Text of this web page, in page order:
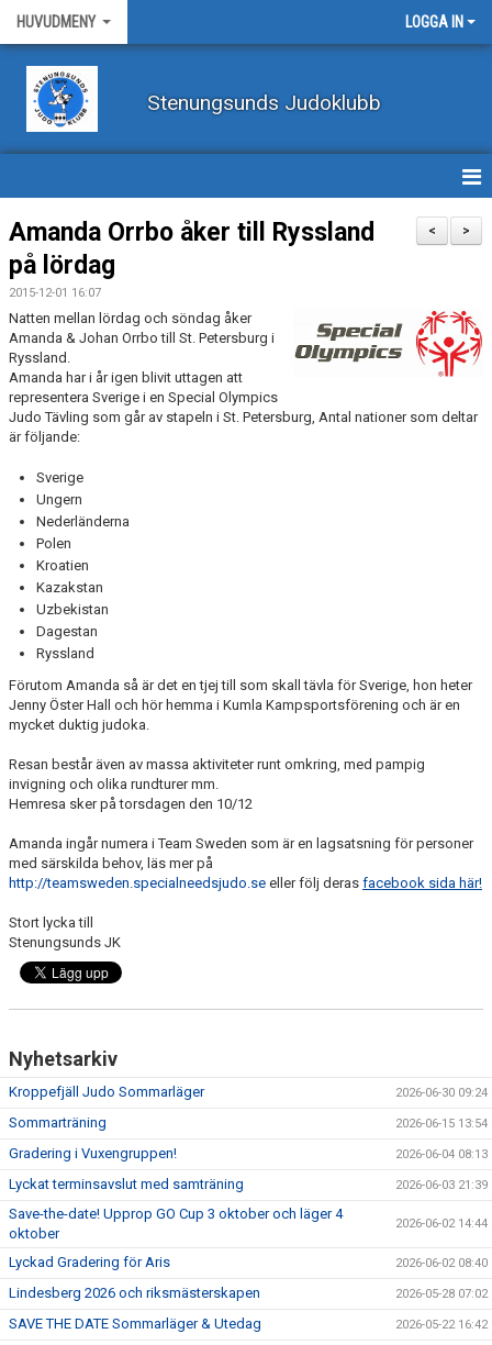
HUVUDMENY LOGGA IN
Stenungsunds Judoklubb
HEM
FÖRBUNDSNYHETER
BILDER
BÖRJA TRÄNA JUDO
BLI MEDLEM
>
<
Amanda Orrbo åker till Ryssland
på lördag
2015-12-01 16:07
Natten mellan lördag och söndag åker
Amanda & Johan Orrbo till St. Petersburg i
Ryssland.
Amanda har i år igen blivit uttagen att
representera Sverige i en Special Olympics
Judo Tävling som går av stapeln i St. Petersburg, Antal nationer som deltar
är följande:
Sverige
Ungern
Nederländerna
Polen
Kroatien
Kazakstan
Uzbekistan
Dagestan
Ryssland
Förutom Amanda så är det en tjej till som skall tävla för Sverige, hon heter
Jenny Öster Hall och hör hemma i Kumla Kampsportsförening och är en
mycket duktig judoka.
Resan består även av massa aktiviteter runt omkring, med pampig
invigning och olika rundturer mm.
Hemresa sker på torsdagen den 10/12
Amanda ingår numera i Team Sweden som är en lagsatsning för personer
med särskilda behov, läs mer på
http://teamsweden.specialneedsjudo.se eller följ deras facebook sida här!
Stort lycka till
Stenungsunds JK
Nyhetsarkiv
Kroppefjäll Judo Sommarläger 2026-06-30 09:24
Sommarträning 2026-06-15 13:54
Gradering i Vuxengruppen! 2026-06-04 08:13
Lyckat terminsavslut med samträning 2026-06-03 21:39
Save-the-date! Upprop GO Cup 3 oktober och läger 4
oktober
2026-06-02 14:44
Lyckad Gradering för Aris 2026-06-02 08:40
Lindesberg 2026 och riksmästerskapen 2026-05-28 07:02
SAVE THE DATE Sommarläger & Utedag 2026-05-22 16:42